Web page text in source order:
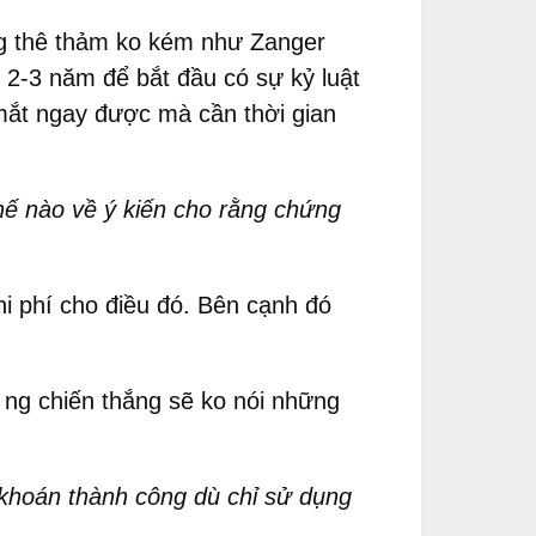
thê thảm ko kém như Zanger
3 năm để bắt đầu có sự kỷ luật
ngay được mà cần thời gian
nào về ý kiến cho rằng chứng
phí cho điều đó. Bên cạnh đó
chiến thắng sẽ ko nói những
thành công dù chỉ sử dụng